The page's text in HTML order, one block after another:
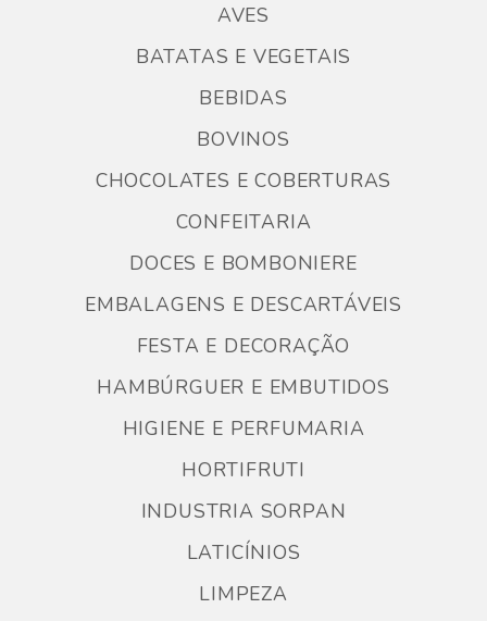
AVES
BATATAS E VEGETAIS
BEBIDAS
BOVINOS
CHOCOLATES E COBERTURAS
CONFEITARIA
DOCES E BOMBONIERE
EMBALAGENS E DESCARTÁVEIS
FESTA E DECORAÇÃO
HAMBÚRGUER E EMBUTIDOS
HIGIENE E PERFUMARIA
HORTIFRUTI
INDUSTRIA SORPAN
LATICÍNIOS
LIMPEZA